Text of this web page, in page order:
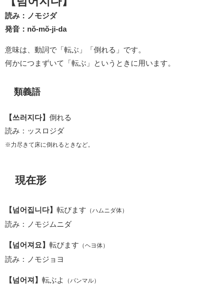
読み：ノモジダ
発音：nŏ-mŏ-ji-da
意味は、動詞で「転ぶ」「倒れる」です。
何かにつまずいて「転ぶ」というときに用います。
類義語
【쓰러지다】 倒れる
読み：ッスロジダ
※力尽きて床に倒れるときなど。
現在形
【넘어집니다】 転びます （ハムニダ体）
読み：ノモジムニダ
【넘어져요】 転びます （ヘヨ体）
読み：ノモジョヨ
【넘어져】 転ぶよ （パンマル）